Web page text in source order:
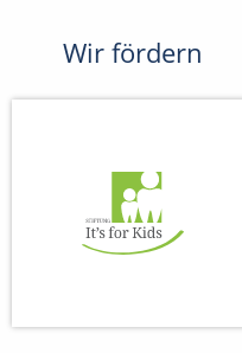
Wir fördern